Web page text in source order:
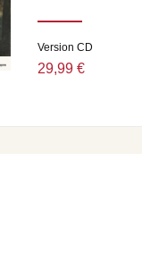
Version CD
29,99 €